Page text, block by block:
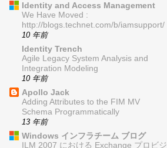
Identity and Access Management
We Have Moved :
http://blogs.technet.com/b/iamsupport/
10 年前
Identity Trench
Agile Legacy System Analysis and
Integration Modeling
10 年前
Apollo Jack
Adding Attributes to the FIM MV
Schema Programmatically
13 年前
Windows インフラチーム ブログ
ILM 2007 における Exchange プロビジ